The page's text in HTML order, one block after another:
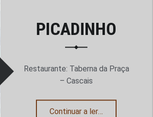
PICADINHO
Restaurante: Taberna da Praça
– Cascais
Continuar a ler…